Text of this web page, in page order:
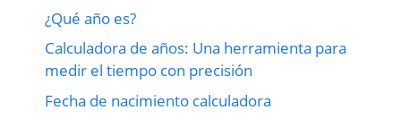
¿Qué año es?
Calculadora de años: Una herramienta para
medir el tiempo con precisión
Fecha de nacimiento calculadora